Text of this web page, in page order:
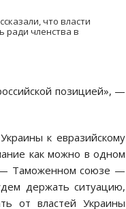
что власти
ради членства в
позицией», —
к евразийскому
как можно в одном
— Таможенном союзе —
держать ситуацию,
от властей Украины